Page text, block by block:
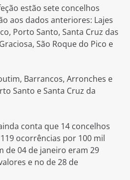
estão sete concelhos
aos dados anteriores: Lajes
Porto Santo, Santa Cruz das
São Roque do Pico e
Barrancos, Arronches e
Santo e Santa Cruz da
conta que 14 concelhos
ocorrências por 100 mil
de 04 de janeiro eram 29
e no de 28 de